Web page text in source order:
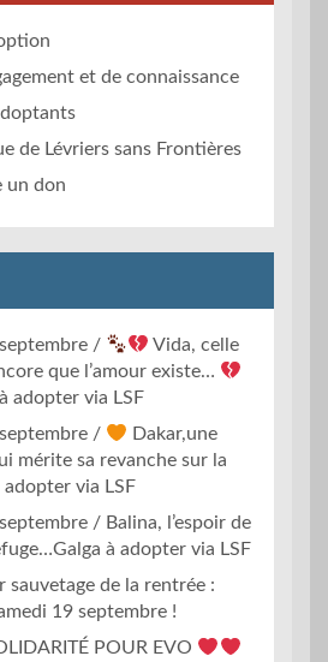
et de connaissance
de Lévriers sans Frontières
un don
/
Vida, celle
que l’amour existe…
adopter via LSF
/
Dakar,une
mérite sa revanche sur la
adopter via LSF
/ Balina, l’espoir de
à adopter via LSF
sauvetage de la rentrée :
19 septembre !
POUR EVO